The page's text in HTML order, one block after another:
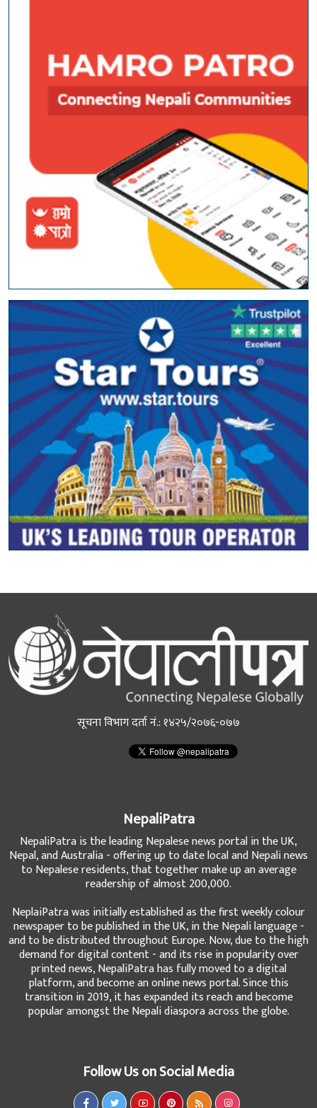
सूचना विभाग दर्ता नं.: १४२५/२०७६-०७७
NepaliPatra
NepaliPatra is the leading Nepalese news portal in the UK,
Nepal, and Australia - offering up to date local and Nepali news
to Nepalese residents, that together make up an average
readership of almost 200,000.
NeplaiPatra was initially established as the first weekly colour
newspaper to be published in the UK, in the Nepali language -
and to be distributed throughout Europe. Now, due to the high
demand for digital content - and its rise in popularity over
printed news, NepaliPatra has fully moved to a digital
platform, and become an online news portal. Since this
transition in 2019, it has expanded its reach and become
popular amongst the Nepali diaspora across the globe.
Follow Us on Social Media